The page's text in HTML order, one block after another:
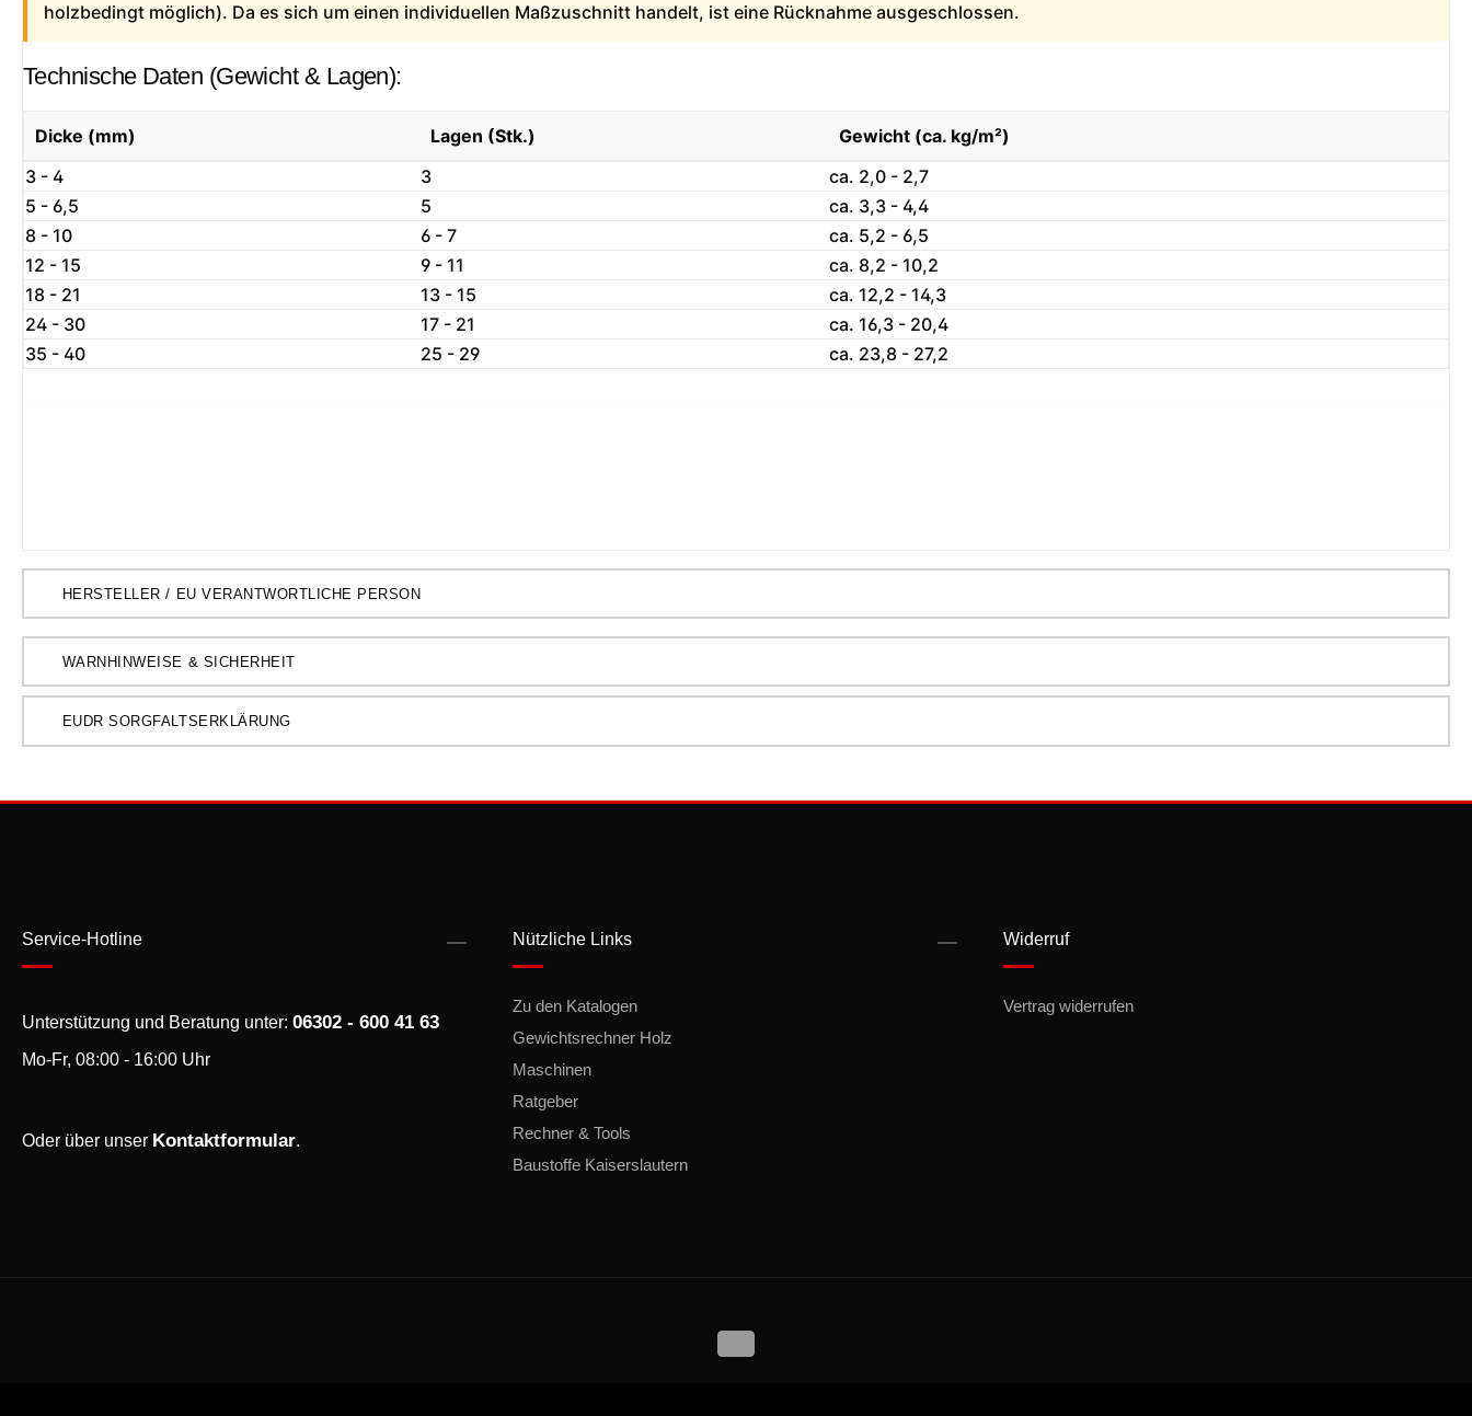
holzbedingt möglich). Da es sich um einen individuellen Maßzuschnitt handelt, ist eine Rücknahme ausgeschlossen.
Technische Daten (Gewicht & Lagen):
Dicke (mm) Lagen (Stk.)
Gewicht (ca. kg/m²)
3 - 4
3
ca. 2,0 - 2,7
5 - 6,5
5
ca. 3,3 - 4,4
8 - 10
6 - 7
ca. 5,2 - 6,5
12 - 15
9 - 11
ca. 8,2 - 10,2
18 - 21
13 - 15
ca. 12,2 - 14,3
24 - 30
17 - 21
ca. 16,3 - 20,4
35 - 40
25 - 29 ca. 23,8 - 27,2
HERSTELLER / EU VERANTWORTLICHE PERSON
WARNHINWEISE & SICHERHEIT
EUDR SORGFALTSERKLÄRUNG
Service-Hotline
Unterstützung und Beratung unter: 06302 - 600 41 63
Mo-Fr, 08:00 - 16:00 Uhr
Oder über unser Kontaktformular.
Nützliche Links
Zu den Katalogen
Gewichtsrechner Holz
Maschinen
Ratgeber
Rechner & Tools
Baustoffe Kaiserslautern
Widerruf
Vertrag widerrufen